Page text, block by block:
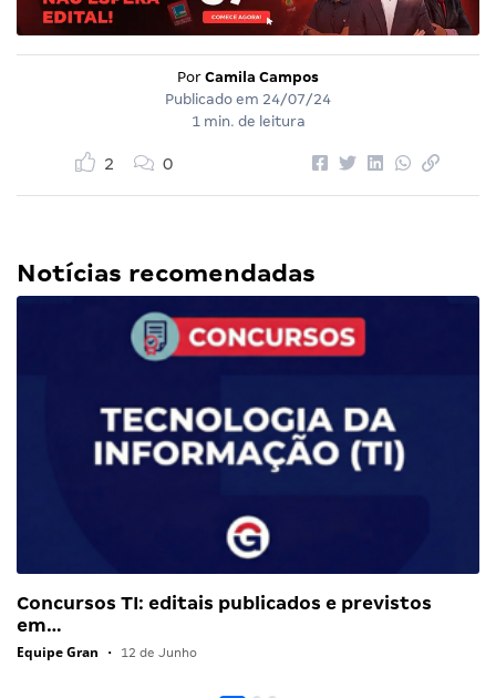
Por Camila Campos
Publicado em 24/07/24
1 min. de leitura
2 0
Notícias recomendadas
Concursos TI: editais publicados e previstos
em…
Equipe Gran • 12 de Junho